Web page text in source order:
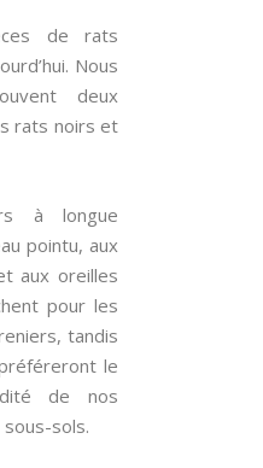
de rats
Nous
deux
rats noirs et
à longue
pointu, aux
aux oreilles
pour les
tandis
le
de nos
sols.